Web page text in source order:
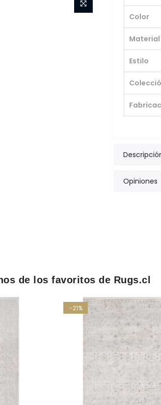
Color
Material
Estilo
Opiniones
de los favoritos de Rugs.cl
-21%